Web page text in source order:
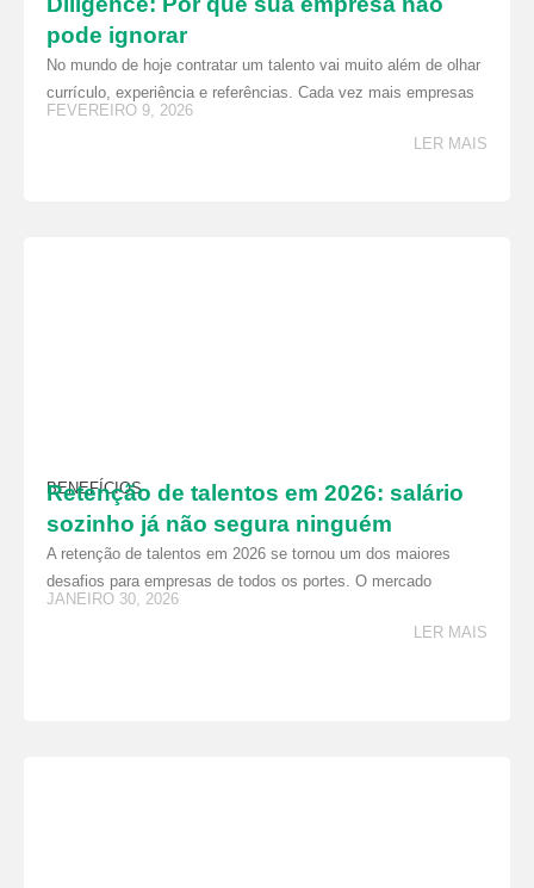
pode ignorar
No mundo de hoje contratar um talento vai muito além de olhar
currículo, experiência e referências. Cada vez mais empresas
FEVEREIRO 9, 2026
LER MAIS
BENEFÍCIOS
Retenção de talentos em 2026: salário
sozinho já não segura ninguém
A retenção de talentos em 2026 se tornou um dos maiores
desafios para empresas de todos os portes. O mercado
JANEIRO 30, 2026
LER MAIS